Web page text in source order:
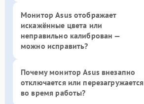
Монитор Asus отображает
искажённые цвета или
неправильно калиброван —
можно исправить?
Почему монитор Asus внезапно
отключается или перезагружается
во время работы?